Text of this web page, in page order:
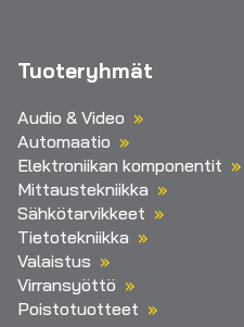
Tuoteryhmät
Audio & Video
Automaatio
Elektroniikan komponentit
Mittaustekniikka
Sähkötarvikkeet
Tietotekniikka
Valaistus
Virransyöttö
Poistotuotteet